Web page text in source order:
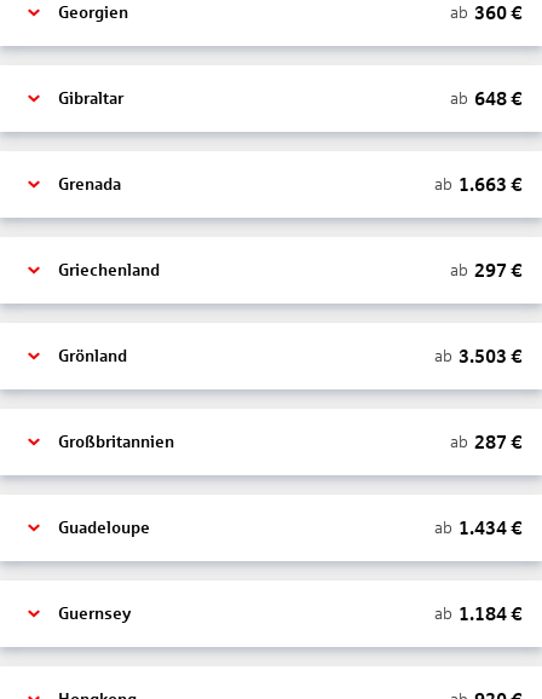
Georgien ab 360€
Gibraltar ab 648€
Grenada ab 1.663 €
Griechenland ab 297 €
Grönland ab 3.503 €
Großbritannien ab 287 €
Guadeloupe ab 1.434€
Guernsey ab 1.184€